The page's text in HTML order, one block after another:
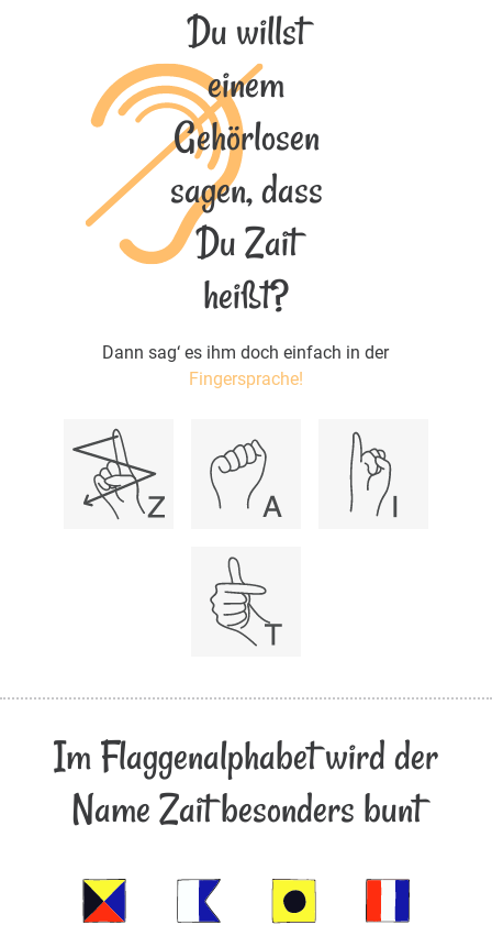
Du willst
einem
Gehörlosen
sagen, dass
Du Zait
heißt?
Dann sag‘ es ihm doch einfach in der
Fingersprache!
Im Flaggenalphabet wird der
Name Zait besonders bunt